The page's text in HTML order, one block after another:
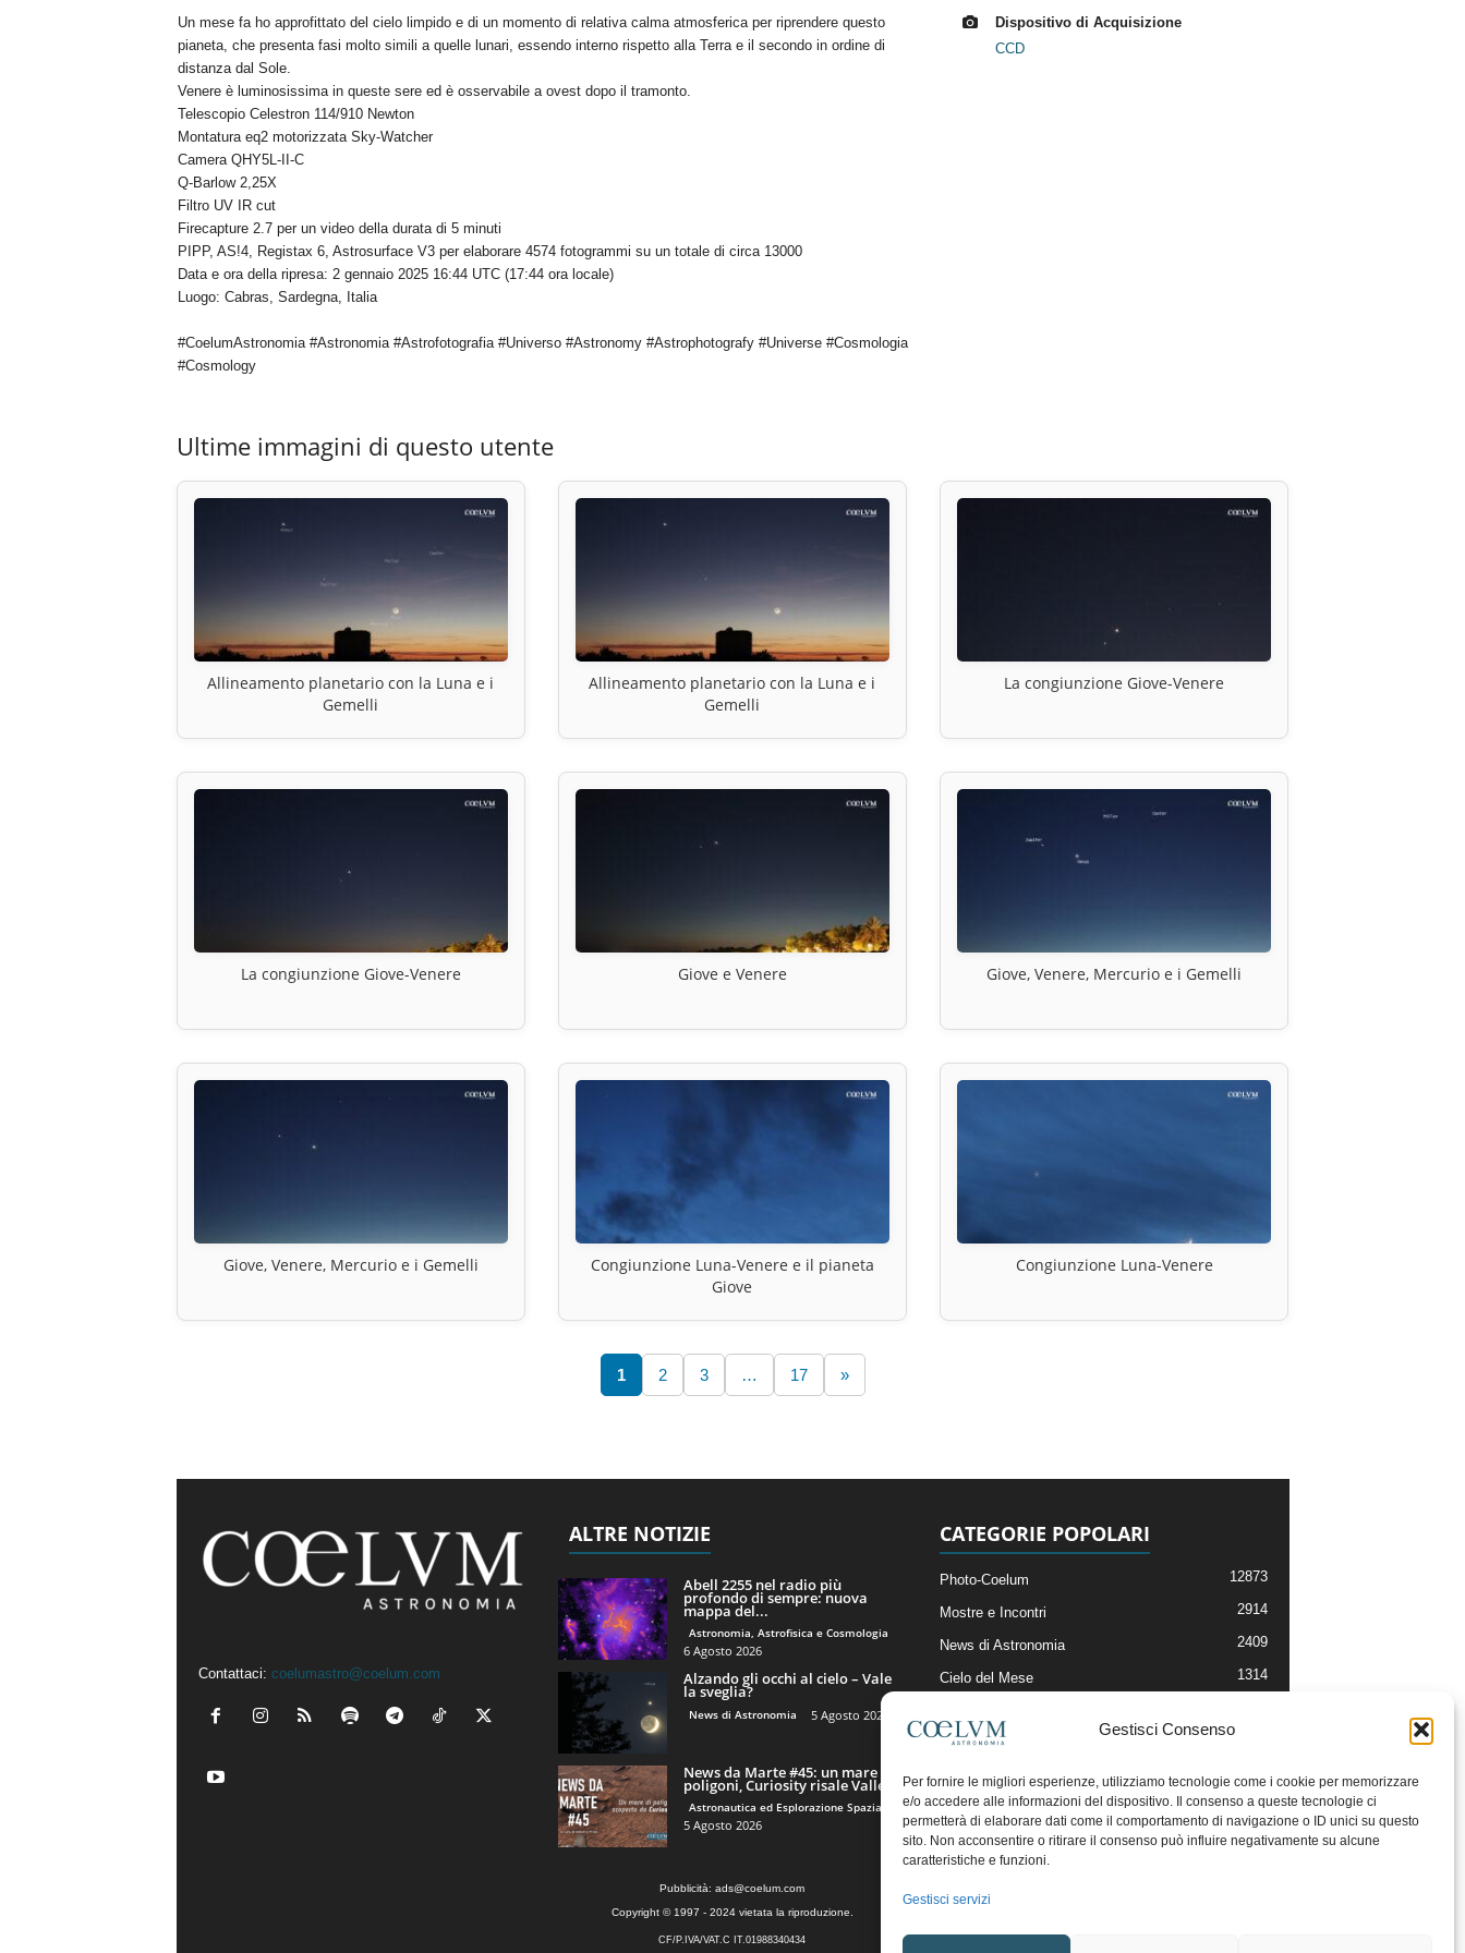
Gestisci Consenso
Per fornire le migliori esperienze, utilizziamo tecnologie come i cookie per memorizzare
e/o accedere alle informazioni del dispositivo. Il consenso a queste tecnologie ci
permetterà di elaborare dati come il comportamento di navigazione o ID unici su questo
sito. Non acconsentire o ritirare il consenso può influire negativamente su alcune
caratteristiche e funzioni.
Gestisci servizi
Un mese fa ho approfittato del cielo limpido e di un momento di relativa calma atmosferica per riprendere questo
pianeta, che presenta fasi molto simili a quelle lunari, essendo interno rispetto alla Terra e il secondo in ordine di
distanza dal Sole.
Venere è luminosissima in queste sere ed è osservabile a ovest dopo il tramonto.
Telescopio Celestron 114/910 Newton
Montatura eq2 motorizzata Sky-Watcher
Camera QHY5L-II-C
Q-Barlow 2,25X
Filtro UV IR cut
Firecapture 2.7 per un video della durata di 5 minuti
PIPP, AS!4, Registax 6, Astrosurface V3 per elaborare 4574 fotogrammi su un totale di circa 13000
Data e ora della ripresa: 2 gennaio 2025 16:44 UTC (17:44 ora locale)
Luogo: Cabras, Sardegna, Italia
#CoelumAstronomia #Astronomia #Astrofotografia #Universo #Astronomy #Astrophotografy #Universe #Cosmologia
#Cosmology
Dispositivo di Acquisizione
CCD
Ultime immagini di questo utente
Allineamento planetario con la Luna e i
Gemelli
Allineamento planetario con la Luna e i
Gemelli
La congiunzione Giove-Venere
La congiunzione Giove-Venere Giove e Venere Giove, Venere, Mercurio e i Gemelli
Giove, Venere, Mercurio e i Gemelli
Congiunzione Luna-Venere e il pianeta
Giove
Congiunzione Luna-Venere
1 2 3 … 17 »
Contattaci: coelumastro@coelum.com
ALTRE NOTIZIE
Abell 2255 nel radio più
profondo di sempre: nuova
mappa del...
Astronomia, Astrofisica e Cosmologia
6 Agosto 2026
Alzando gli occhi al cielo – Vale
la sveglia?
News di Astronomia 5 Agosto 2026
News da Marte #45: un mare di
poligoni, Curiosity risale Valle...
Astronautica ed Esplorazione Spaziale
5 Agosto 2026
CATEGORIE POPOLARI
Photo-Coelum 12873
Mostre e Incontri 2914
News di Astronomia 2409
Cielo del Mese 1314
Articoli e Risorse On-Line
Il Blog della Redazione
Pubblicità: ads@coelum.com
Copyright © 1997 - 2024 vietata la riproduzione.
CF/P.IVA/VAT.C IT.01988340434